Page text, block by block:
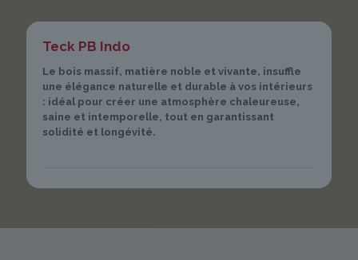
Teck PB Indo
Le bois massif, matière noble et vivante, insuffle
une élégance naturelle et durable à vos intérieurs
: idéal pour créer une atmosphère chaleureuse,
saine et intemporelle, tout en garantissant
solidité et longévité.